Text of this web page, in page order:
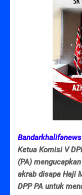
Bandarkhalifanews
Ketua Komisi V
(PA)
akrab disapa Haji
DPP PA untuk